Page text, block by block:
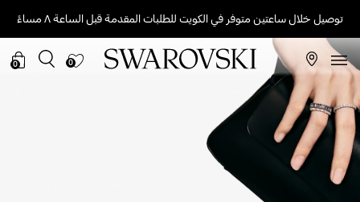
توصيل خلال ساعتين متوفر في الكويت للطلبات المقدمة قبل الساعة ٨ مساءً
0
0